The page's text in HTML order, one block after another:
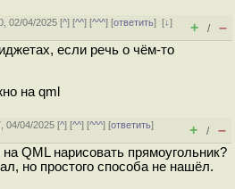
02/04/2025 [^] [^^] [^^^] [ответить][↓]
+ / –
если речь о чём-то
на qml
04/04/2025 [^] [^^] [^^^] [ответить]
+ / –
QML нарисовать прямоугольник?
но простого способа не нашёл.